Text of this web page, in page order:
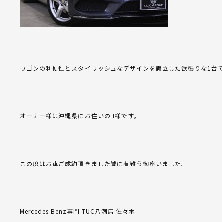
ワゴンの利便性とスタイリッシュなデザインを両立した欲張りな1台
オーナー様は沖縄県にお住いのH様です。
この度はお車ご成約頂きました誠に有難う御座いました。
Mercedes Benz専門 TUC八潮店 佐々木